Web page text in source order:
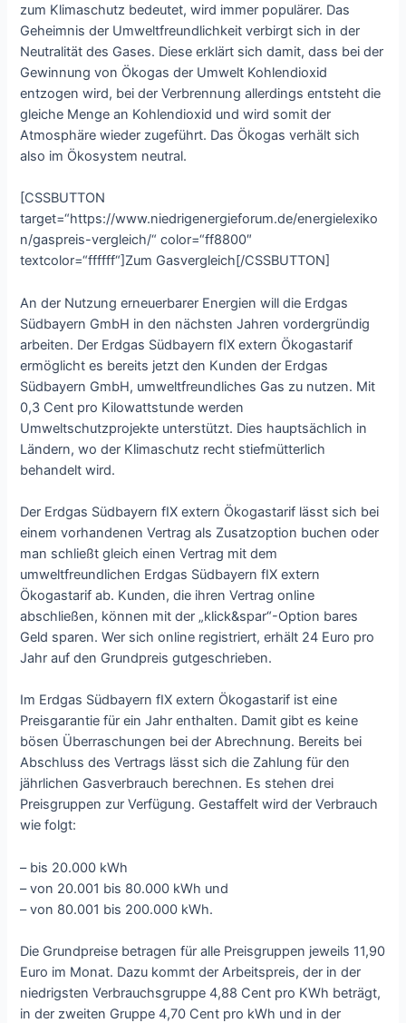
zum Klimaschutz bedeutet, wird immer populärer. Das
Geheimnis der Umweltfreundlichkeit verbirgt sich in der
Neutralität des Gases. Diese erklärt sich damit, dass bei der
Gewinnung von Ökogas der Umwelt Kohlendioxid
entzogen wird, bei der Verbrennung allerdings entsteht die
gleiche Menge an Kohlendioxid und wird somit der
Atmosphäre wieder zugeführt. Das Ökogas verhält sich
also im Ökosystem neutral.
[CSSBUTTON
target=“https://www.niedrigenergieforum.de/energielexiko
n/gaspreis-vergleich/“ color=“ff8800″
textcolor=“ffffff“]Zum Gasvergleich[/CSSBUTTON]
An der Nutzung erneuerbarer Energien will die Erdgas
Südbayern GmbH in den nächsten Jahren vordergründig
arbeiten. Der Erdgas Südbayern fIX extern Ökogastarif
ermöglicht es bereits jetzt den Kunden der Erdgas
Südbayern GmbH, umweltfreundliches Gas zu nutzen. Mit
0,3 Cent pro Kilowattstunde werden
Umweltschutzprojekte unterstützt. Dies hauptsächlich in
Ländern, wo der Klimaschutz recht stiefmütterlich
behandelt wird.
Der Erdgas Südbayern fIX extern Ökogastarif lässt sich bei
einem vorhandenen Vertrag als Zusatzoption buchen oder
man schließt gleich einen Vertrag mit dem
umweltfreundlichen Erdgas Südbayern fIX extern
Ökogastarif ab. Kunden, die ihren Vertrag online
abschließen, können mit der „klick&spar“-Option bares
Geld sparen. Wer sich online registriert, erhält 24 Euro pro
Jahr auf den Grundpreis gutgeschrieben.
Im Erdgas Südbayern fIX extern Ökogastarif ist eine
Preisgarantie für ein Jahr enthalten. Damit gibt es keine
bösen Überraschungen bei der Abrechnung. Bereits bei
Abschluss des Vertrags lässt sich die Zahlung für den
jährlichen Gasverbrauch berechnen. Es stehen drei
Preisgruppen zur Verfügung. Gestaffelt wird der Verbrauch
wie folgt:
– bis 20.000 kWh
– von 20.001 bis 80.000 kWh und
– von 80.001 bis 200.000 kWh.
Die Grundpreise betragen für alle Preisgruppen jeweils 11,90
Euro im Monat. Dazu kommt der Arbeitspreis, der in der
niedrigsten Verbrauchsgruppe 4,88 Cent pro KWh beträgt,
in der zweiten Gruppe 4,70 Cent pro kWh und in der